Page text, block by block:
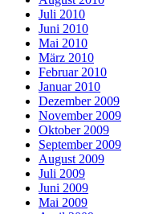
Juli 2010
Juni 2010
Mai 2010
März 2010
Februar 2010
Januar 2010
Dezember 2009
November 2009
Oktober 2009
September 2009
August 2009
Juli 2009
Juni 2009
Mai 2009